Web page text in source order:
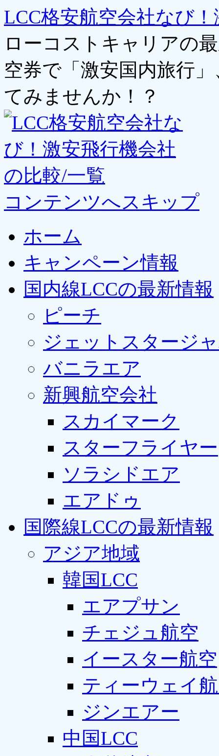
LCC格安航空会社なび
ローコストキャリアの
空券で「激安国内旅行
てみませんか！？
コンテンツへスキップ
ホーム
キャンペーン情報
国内線LCCの最新情報
ピーチ
ジェットスタージ
バニラエア
新興航空会社
スカイマーク
スターフライヤー
ソラシドエア
エアドゥ
国際線LCCの最新情報
アジア地域
韓国LCC
エアプサン
チェジュ航空
イースター航空
ティーウェイ
ジンエアー
中国LCC